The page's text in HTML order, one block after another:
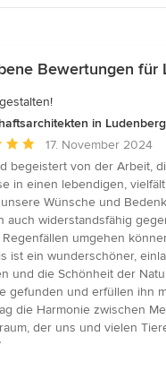
Bewertungen
in Ludenberg
17. November 2024
begeistert von der Arbeit,
in einen lebendigen,
Wünsche und
auch widerstandsfähig
umgehen
ist ein wunderschöner,
und die Schönheit der
gefunden und erfüllen ihn
die Harmonie zwischen
der uns und vielen